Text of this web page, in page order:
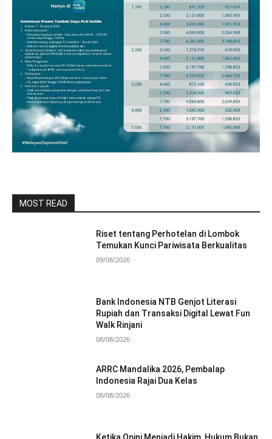
MOST READ
Riset tentang Perhotelan di Lombok
Temukan Kunci Pariwisata Berkualitas
09/08/2026
Bank Indonesia NTB Genjot Literasi
Rupiah dan Transaksi Digital Lewat Fun
Walk Rinjani
08/08/2026
ARRC Mandalika 2026, Pembalap
Indonesia Rajai Dua Kelas
08/08/2026